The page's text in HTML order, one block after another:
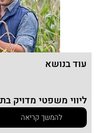
עוד בנושא
ליווי משפטי מדויק
להמשך קריאה